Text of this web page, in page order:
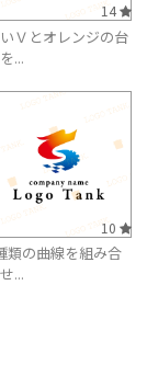
14
Ｖとオレンジの台
...
10
類の曲線を組み合
...